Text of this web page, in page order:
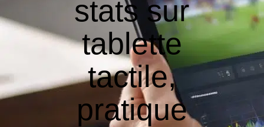
stats sur
tablette
tactile,
pratique